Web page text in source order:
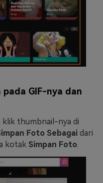
GIF-nya dan
klik thumbnail-nya di
Foto Sebagai dari
kotak Simpan Foto.